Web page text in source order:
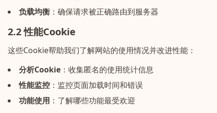
负载均衡 ： 确保请求被正确路由到服务器
2.2 性能Cookie
这些Cookie帮助我们了解网站的使用情况并改进性能：
分析Cookie ： 收集匿名的使用统计信息
性能监控 ： 监控页面加载时间和错误
功能使用 ： 了解哪些功能最受欢迎